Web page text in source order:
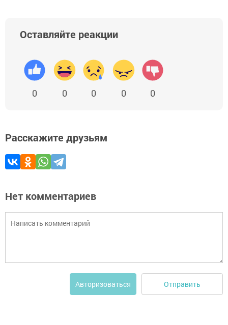
Оставляйте реакции
0 0 0 0 0
Расскажите друзьям
Нет комментариев
Авторизоваться Отправить